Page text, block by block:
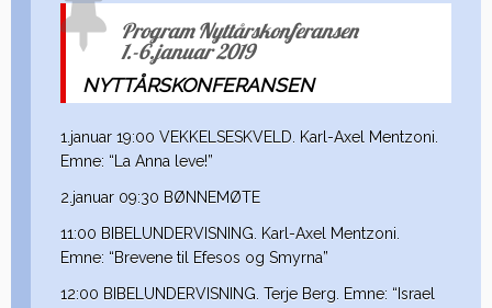
Program Nyttårskonferansen
1.-6.januar 2019
NYTTÅRSKONFERANSEN
1.januar 19:00 VEKKELSESKVELD. Karl-Axel Mentzoni.
Emne: “La Anna leve!”
2.januar 09:30 BØNNEMØTE
11:00 BIBELUNDERVISNING. Karl-Axel Mentzoni.
Emne: “Brevene til Efesos og Smyrna”
12:00 BIBELUNDERVISNING. Terje Berg. Emne: “Israel